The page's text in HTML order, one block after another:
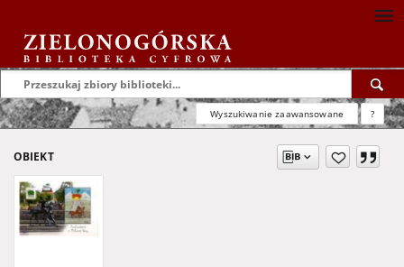
Wyszukiwanie zaawansowane ?
OBIEKT